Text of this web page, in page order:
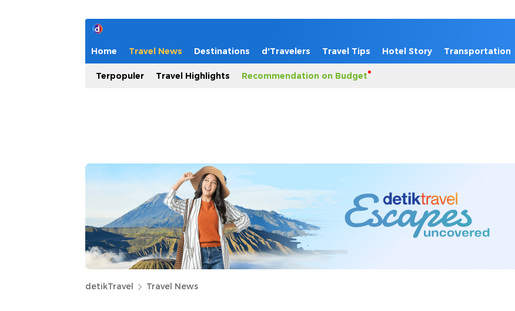
Home Travel News Destinations d'Travelers Travel Tips Hotel Story Transportation
Terpopuler Travel Highlights Recommendation on Budget
detikTravel Travel News